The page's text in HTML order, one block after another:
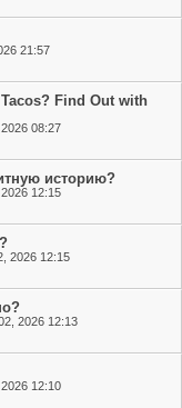
21:57
Find Out with
08:27
историю?
12:15
2026 12:15
2026 12:13
12:10